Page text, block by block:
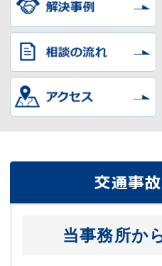
当事務所か